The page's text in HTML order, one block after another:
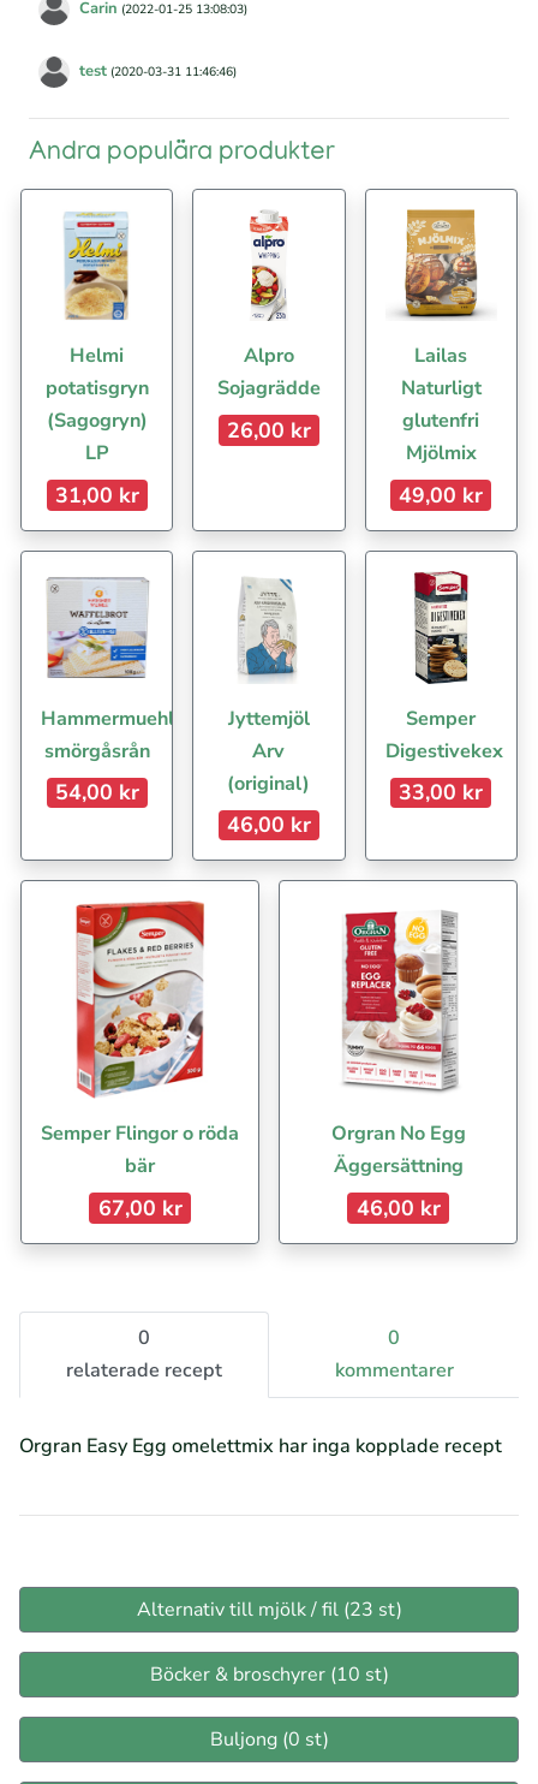
Carin (2022-01-25 13:08:03)
test (2020-03-31 11:46:46)
Andra populära produkter
Helmi
potatisgryn
(Sagogryn)
LP
31,00 kr
Alpro
Sojagrädde
26,00 kr
Lailas
Naturligt
glutenfri
Mjölmix
49,00 kr
Hammermuehle
smörgåsrån
54,00 kr
Jyttemjöl
Arv
(original)
46,00 kr
Semper
Digestivekex
33,00 kr
Semper Flingor o röda
bär
67,00 kr
Orgran No Egg
Äggersättning
46,00 kr
0
relaterade recept
0
kommentarer
Orgran Easy Egg omelettmix har inga kopplade recept
Alternativ till mjölk / fil (23 st)
Böcker & broschyrer (10 st)
Buljong (0 st)